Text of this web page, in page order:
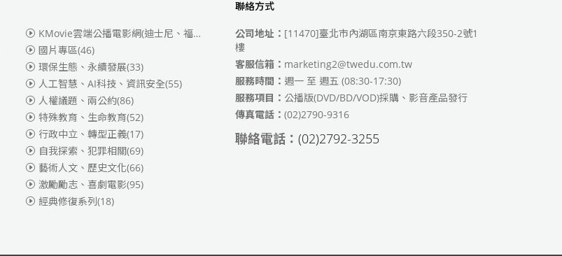
KMovie雲端公播電影網(迪士尼、福斯、索尼)
(349)
國片專區(46)
環保生態、永續發展(33)
人工智慧、AI科技、資訊安全(55)
人權議題、兩公約(86)
特殊教育、生命教育(52)
行政中立、轉型正義(17)
自我探索、犯罪相關(69)
藝術人文、歷史文化(66)
激勵勵志、喜劇電影(95)
經典修復系列(18)
聯絡方式
公司地址： [11470]臺北市內湖區南京東路六段350-2號1
樓
客服信箱： marketing2@twedu.com.tw
服務時間： 週一 至 週五 (08:30-17:30)
服務項目： 公播版(DVD/BD/VOD)採購、影音產品發行
傳真電話： (02)2790-9316
聯絡電話： (02)2792-3255